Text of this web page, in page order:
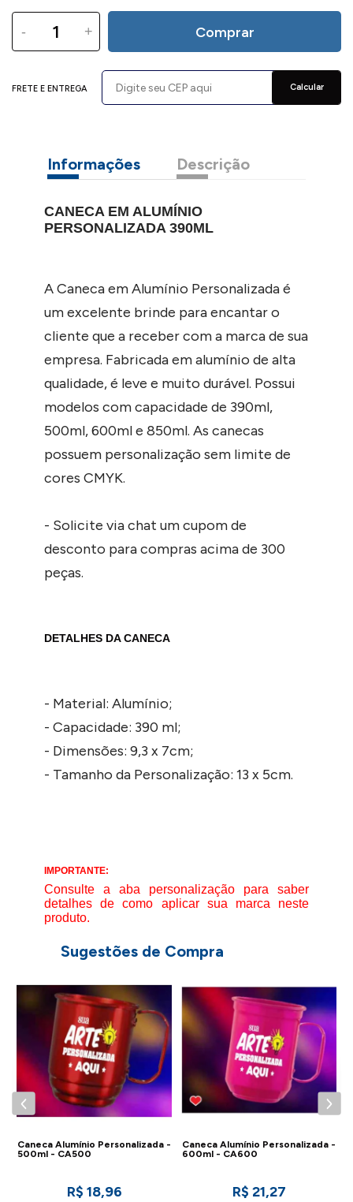
- + Comprar
FRETE E ENTREGA Calcular
Informações Descrição
CANECA EM ALUMÍNIO
PERSONALIZADA 390ML
A Caneca em Alumínio Personalizada é
um excelente brinde para encantar o
cliente que a receber com a marca de sua
empresa. Fabricada em alumínio de alta
qualidade, é leve e muito durável. Possui
modelos com capacidade de 390ml,
500ml, 600ml e 850ml. As canecas
possuem personalização sem limite de
cores CMYK.
- Solicite via chat um cupom de
desconto para compras acima de 300
peças.
DETALHES DA CANECA
- Material: Alumínio;
- Capacidade: 390 ml;
- Dimensões: 9,3 x 7cm;
- Tamanho da Personalização: 13 x 5cm.
IMPORTANTE:
Consulte a aba personalização para saber
detalhes de como aplicar sua marca neste
produto.
Sugestões de Compra
Caneca Alumínio Personalizada -
500ml - CA500
R$ 18,96
Caneca Alumínio Personalizada -
600ml - CA600
R$ 21,27